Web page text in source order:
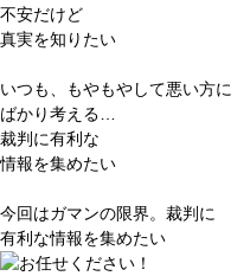
不安だけど
真実を知りたい
いつも、もやもやして悪い方に
ばかり考える…
裁判に有利な
情報を集めたい
今回はガマンの限界。裁判に
有利な情報を集めたい